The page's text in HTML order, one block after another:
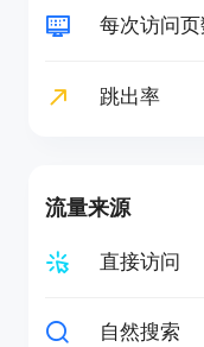
每次访问页
跳出率
流量来源
直接访问
自然搜索